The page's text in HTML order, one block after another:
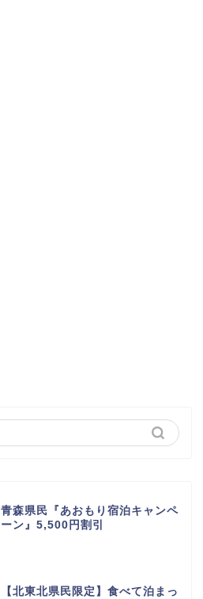
青森県民『あおもり宿泊キャンペ
ーン』5,500円割引
【北東北県民限定】食べて泊まっ